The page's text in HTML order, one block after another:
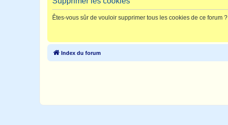
Êtes-vous sûr de vouloir supprimer tous les cookies de ce forum ?
Index du forum